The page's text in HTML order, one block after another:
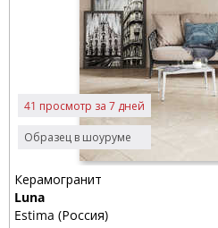
Образец в шоуруме
41 просмотр за 7 дней
Керамогранит
Luna
Estima (Россия)